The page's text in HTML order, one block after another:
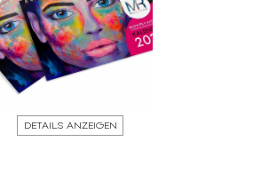
DETAILS ANZEIGEN